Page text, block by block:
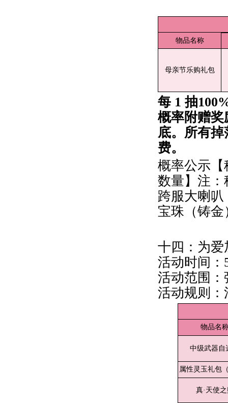
物品名称
母亲节乐购礼包
每 1 抽
概率附赠
底。所有
费。
概率公示【
数量】注
跨服大喇
宝珠（铸
十四：为
活动时间：
活动范围
活动规则
物品名
中级武器自
属性灵玉礼包
真·天使